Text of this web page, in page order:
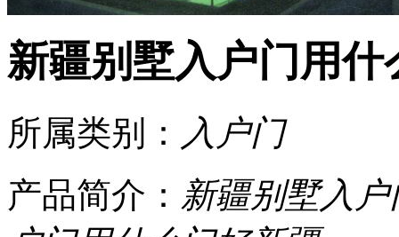
新疆别墅入户门用什
所属类别： 入户门
产品简介： 新疆别墅入